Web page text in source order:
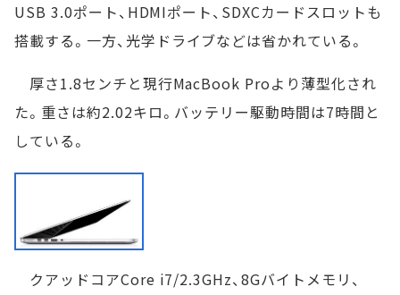
USB 3.0ポート、HDMIポート、SDXCカードスロットも
搭載する。一方、光学ドライブなどは省かれている。
厚さ1.8センチと現行MacBook Proより薄型化され
た。重さは約2.02キロ。バッテリー駆動時間は7時間と
している。
クアッドコアCore i7/2.3GHz、8Gバイトメモリ、